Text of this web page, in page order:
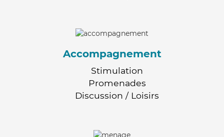
Accompagnement
Stimulation
Promenades
Discussion / Loisirs